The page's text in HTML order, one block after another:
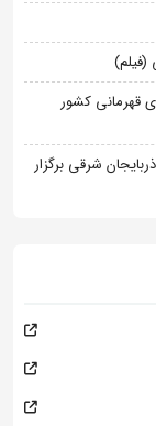
قهرمانی کشور
نوجوانان از 17 مرداد در آذربایجان شرقی برگزار